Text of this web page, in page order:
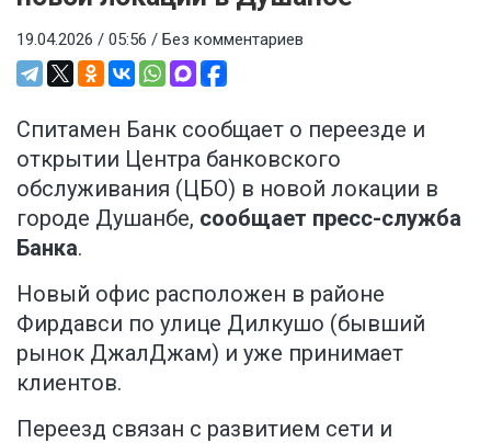
19.04.2026 / 05:56 / Без комментариев
Спитамен Банк сообщает о переезде и
открытии Центра банковского
обслуживания (ЦБО) в новой локации в
городе Душанбе, сообщает пресс-служба
Банка.
Новый офис расположен в районе
Фирдавси по улице Дилкушо (бывший
рынок ДжалДжам) и уже принимает
клиентов.
Переезд связан с развитием сети и